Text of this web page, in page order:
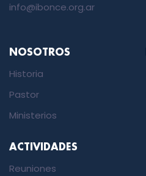
info@ibonce.org.ar
NOSOTROS
Historia
Pastor
Ministerios
ACTIVIDADES
Reuniones